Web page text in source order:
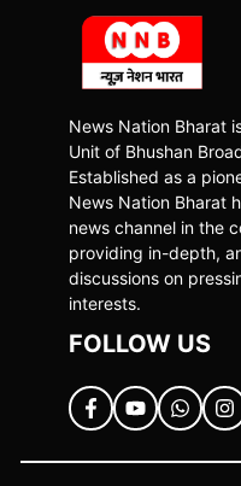
News Nation Bharat
Unit of Bhushan
Established as a
News Nation Bharat
news channel in the
providing in-depth,
discussions on
interests.
FOLLOW US